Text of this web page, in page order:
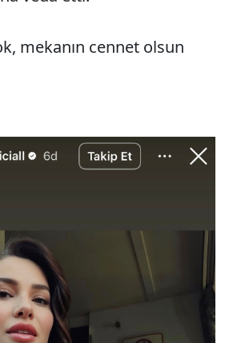
mekanın cennet olsun